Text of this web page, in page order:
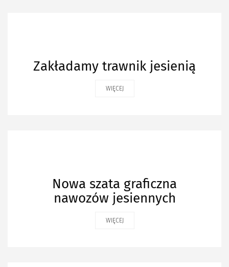
Zakładamy trawnik jesienią
WIĘCEJ
Nowa szata graficzna
nawozów jesiennych
WIĘCEJ